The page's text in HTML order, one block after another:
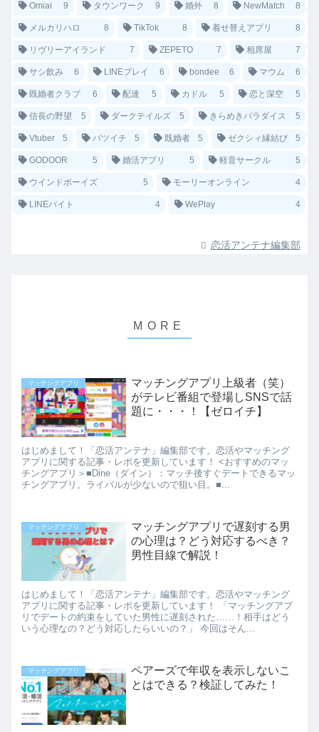
Omiai 9 タウンワーク 9 婚外 8 NewMatch 8
メルカリハロ 8 TikTok 8 着せ替えアプリ 8
リヴリーアイランド 7 ZEPETO 7 相席屋 7
サシ飲み 6 LINEプレイ 6 bondee 6 マウム 6
既婚者クラブ 6 配達 5 カドル 5 恋と深空 5
信長の野望 5 ダークテイルズ 5 きらめきパラダイス 5
Vtuber 5 バツイチ 5 既婚者 5 ゼクシィ縁結び 5
GODOOR 5 婚活アプリ 5 軽音サークル 5
ウインドボーイズ 5 モーリーオンライン 4
LINEバイト 4 WePlay 4
恋活アンテナ編集部
マッチングアプリ
マッチングアプリ上級者（笑）
がテレビ番組で登場しSNSで話
題に・・・！【ゼロイチ】
はじめまして！「恋活アンテナ」編集部です。恋活やマッチング
アプリに関する記事・レポを更新しています！ <おすすめのマッ
チングアプリ＞■Dine（ダイン）：マッチ後すぐデートできるマッ
チングアプリ。ライバルが少ないので狙い目。■...
マッチングアプリ
マッチングアプリで遅刻する男
の心理は？どう対応するべき？
男性目線で解説！
はじめまして！「恋活アンテナ」編集部です。恋活やマッチング
アプリに関する記事・レポを更新しています！ 「マッチングアプ
リでデートの約束をしていた男性に遅刻された……！相手はどう
いう心理なの？どう対応したらいいの？」 今回はそん...
マッチングアプリ
ペアーズで年収を表示しないこ
とはできる？検証してみた！